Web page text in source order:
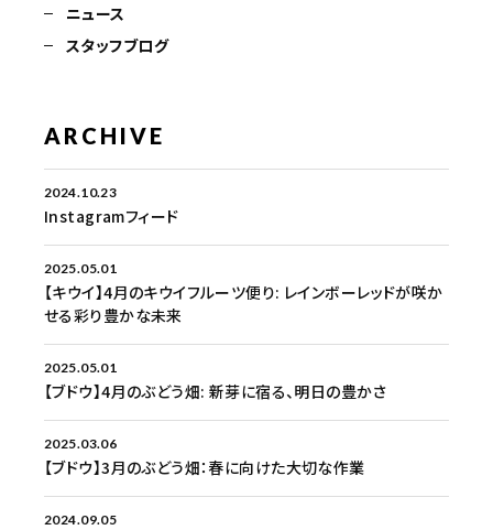
ニュース
スタッフブログ
ARCHIVE
2024.10.23
Instagramフィード
2025.05.01
【キウイ】4月のキウイフルーツ便り: レインボーレッドが咲か
せる彩り豊かな未来
2025.05.01
【ブドウ】4月のぶどう畑: 新芽に宿る、明日の豊かさ
2025.03.06
【ブドウ】3月のぶどう畑：春に向けた大切な作業
2024.09.05